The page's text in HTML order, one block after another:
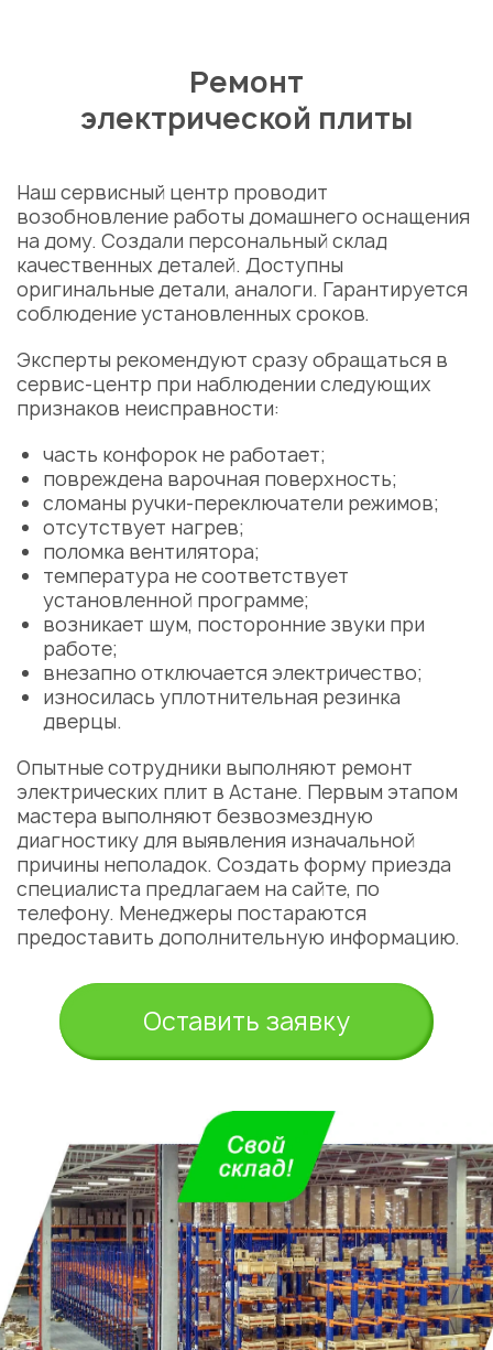
Ремонт
электрической плиты
Наш сервисный центр проводит
возобновление работы домашнего оснащения
на дому. Создали персональный склад
качественных деталей. Доступны
оригинальные детали, аналоги. Гарантируется
соблюдение установленных сроков.
Эксперты рекомендуют сразу обращаться в
сервис-центр при наблюдении следующих
признаков неисправности:
часть конфорок не работает;
повреждена варочная поверхность;
сломаны ручки-переключатели режимов;
отсутствует нагрев;
поломка вентилятора;
температура не соответствует
установленной программе;
возникает шум, посторонние звуки при
работе;
внезапно отключается электричество;
износилась уплотнительная резинка
дверцы.
Опытные сотрудники выполняют ремонт
электрических плит в Астане. Первым этапом
мастера выполняют безвозмездную
диагностику для выявления изначальной
причины неполадок. Создать форму приезда
специалиста предлагаем на сайте, по
телефону. Менеджеры постараются
предоставить дополнительную информацию.
Оставить заявку
Укажите из какого вы
города
Алматы